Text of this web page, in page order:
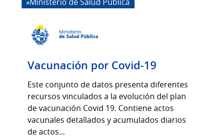
Vacunación por Covid-19
Este conjunto de datos presenta diferentes
recursos vinculados a la evolución del plan
de vacunación Covid 19. Contiene actos
vacunales detallados y acumulados diarios
de actos...